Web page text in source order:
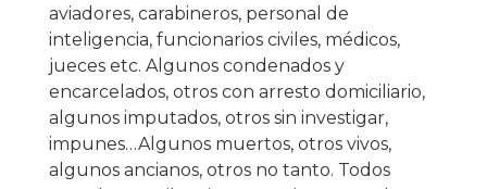
aviadores, carabineros, personal de
inteligencia, funcionarios civiles, médicos,
jueces etc. Algunos condenados y
encarcelados, otros con arresto domiciliario,
algunos imputados, otros sin investigar,
impunes…Algunos muertos, otros vivos,
algunos ancianos, otros no tanto. Todos